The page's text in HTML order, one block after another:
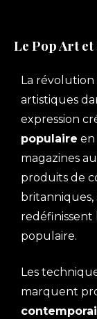
Le Pop Art
La révolution
artistiques
expression
populaire en
magazines
produits de
britanniques,
redéfinissent
populaire.
Les
marquent